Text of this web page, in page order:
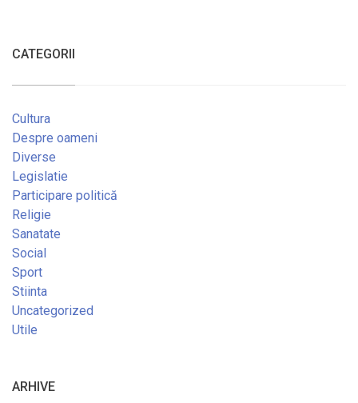
CATEGORII
Cultura
Despre oameni
Diverse
Legislatie
Participare politică
Religie
Sanatate
Social
Sport
Stiinta
Uncategorized
Utile
ARHIVE